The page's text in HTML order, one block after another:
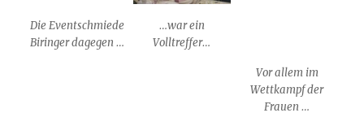
Die Eventschmiede
Biringer dagegen …
…war ein
Volltreffer…
Vor allem im
Wettkampf der
Frauen …